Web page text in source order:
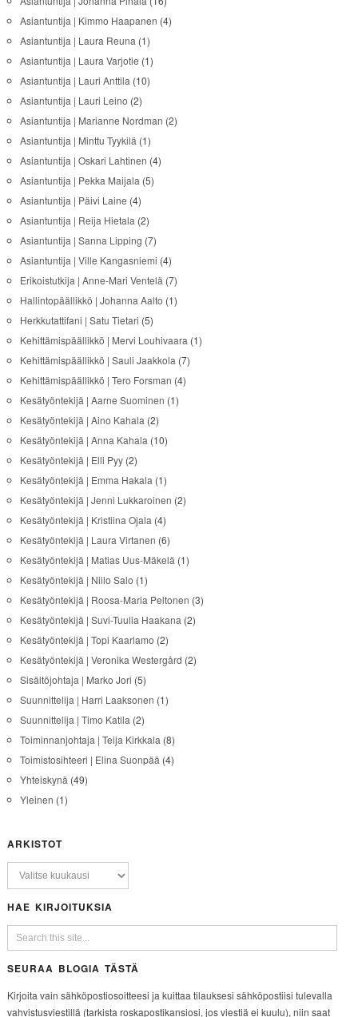
Asiantuntija | Kimmo Haapanen (4)
Asiantuntija | Laura Reuna (1)
Asiantuntija | Laura Varjotie (1)
Asiantuntija | Lauri Anttila (10)
Asiantuntija | Lauri Leino (2)
Asiantuntija | Marianne Nordman (2)
Asiantuntija | Minttu Tyykilä (1)
Asiantuntija | Oskari Lahtinen (4)
Asiantuntija | Pekka Maijala (5)
Asiantuntija | Päivi Laine (4)
Asiantuntija | Reija Hietala (2)
Asiantuntija | Sanna Lipping (7)
Asiantuntija | Ville Kangasniemi (4)
Erikoistutkija | Anne-Mari Ventelä (7)
Hallintopäällikkö | Johanna Aalto (1)
Herkkutattifani | Satu Tietari (5)
Kehittämispäällikkö | Mervi Louhivaara (1)
Kehittämispäällikkö | Sauli Jaakkola (7)
Kehittämispäällikkö | Tero Forsman (4)
Kesätyöntekijä | Aarne Suominen (1)
Kesätyöntekijä | Aino Kahala (2)
Kesätyöntekijä | Anna Kahala (10)
Kesätyöntekijä | Elli Pyy(2)
Kesätyöntekijä | Emma Hakala (1)
Kesätyöntekijä | Jenni Lukkaroinen (2)
Kesätyöntekijä | Kristiina Ojala (4)
Kesätyöntekijä | Laura Virtanen (6)
Kesätyöntekijä | Matias Uus-Mäkelä (1)
Kesätyöntekijä | Niilo Salo (1)
Kesätyöntekijä | Roosa-Maria Peltonen (3)
Kesätyöntekijä | Suvi-Tuulia Haakana (2)
Kesätyöntekijä | Topi Kaarlamo (2)
Kesätyöntekijä | Veronika Westergård (2)
Sisältöjohtaja | Marko Jori (5)
Suunnittelija | Harri Laaksonen (1)
Suunnittelija | Timo Katila (2)
Toiminnanjohtaja | Teija Kirkkala (8)
Toimistosihteeri | Elina Suonpää (4)
Yhteiskynä (49)
Yleinen (1)
ARKISTOT
HAE KIRJOITUKSIA
SEURAA BLOGIA TÄSTÄ
Kirjoita vain sähköpostiosoitteesi ja kuittaa tilauksesi sähköpostiisi tulevalla
vahvistusviestillä (tarkista roskapostikansiosi, jos viestiä ei kuulu), niin saat